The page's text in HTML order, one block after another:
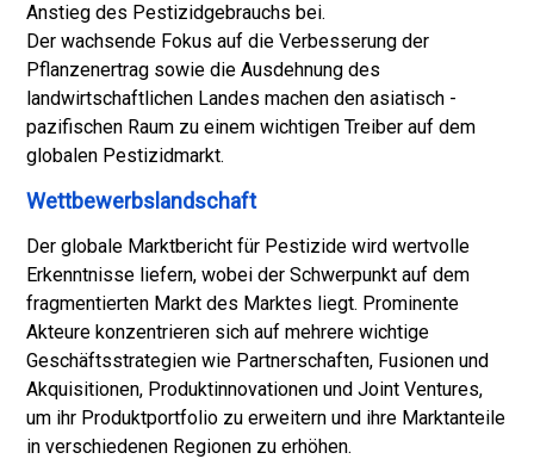
Anstieg des Pestizidgebrauchs bei.
Der wachsende Fokus auf die Verbesserung der
Pflanzenertrag sowie die Ausdehnung des
landwirtschaftlichen Landes machen den asiatisch -
pazifischen Raum zu einem wichtigen Treiber auf dem
globalen Pestizidmarkt.
Wettbewerbslandschaft
Der globale Marktbericht für Pestizide wird wertvolle
Erkenntnisse liefern, wobei der Schwerpunkt auf dem
fragmentierten Markt des Marktes liegt. Prominente
Akteure konzentrieren sich auf mehrere wichtige
Geschäftsstrategien wie Partnerschaften, Fusionen und
Akquisitionen, Produktinnovationen und Joint Ventures,
um ihr Produktportfolio zu erweitern und ihre Marktanteile
in verschiedenen Regionen zu erhöhen.